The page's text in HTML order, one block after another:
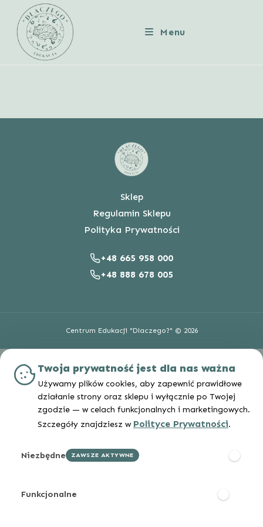
content
Menu
Sklep
Regulamin Sklepu
Polityka Prywatności
+48 665 958 000
+48 888 678 005
Centrum Edukacji "Dlaczego?" © 2026
Twoja prywatność jest dla nas ważna
Używamy plików cookies, aby zapewnić prawidłowe
działanie strony oraz sklepu i wyłącznie po Twojej
zgodzie — w celach funkcjonalnych i marketingowych.
Szczegóły znajdziesz w Polityce Prywatności.
Niezbędne ZAWSZE AKTYWNE
Funkcjonalne